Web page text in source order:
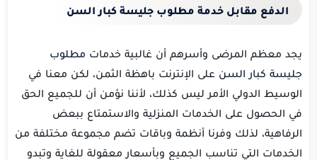
الدفع مقابل خدمة مطلوب جليسة كبار السن
يجد معظم المرضى وأسرهم أن غالبية خدمات مطلوب
جليسة كبار السن على الإنترنت باهظة الثمن، لكن معنا في
الوسيط الدولي الأمر ليس كذلك، لأننا نؤمن أن للجميع الحق
في الحصول على الخدمات المنزلية والاستمتاع ببعض
الرفاهية، لذلك وفرنا أنظمة وباقات تضم مجموعة مختلفة من
الخدمات التي تناسب الجميع وبأسعار معقولة للغاية وتبدو